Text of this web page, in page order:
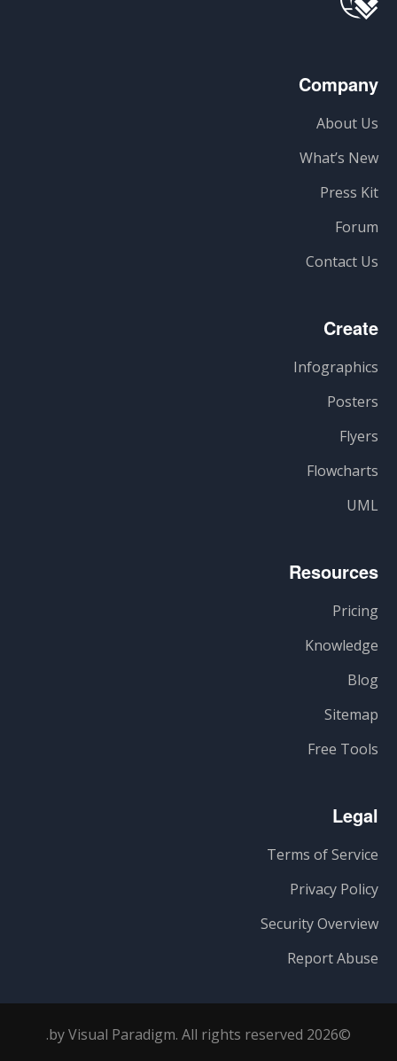
Company
About Us
What’s New
Press Kit
Forum
Contact Us
Create
Infographics
Posters
Flyers
Flowcharts
UML
Resources
Pricing
Knowledge
Blog
Sitemap
Free Tools
Legal
Terms of Service
Privacy Policy
Security Overview
Report Abuse
©2026 by Visual Paradigm. All rights reserved.